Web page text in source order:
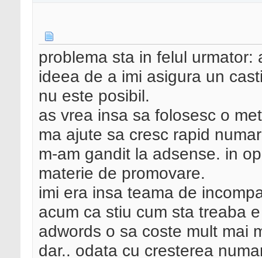
problema sta in felul
ideea de a imi asigura un
nu este posibil.
as vrea insa sa folosesc o
ma ajute sa cresc rapid
m-am gandit la adsense. in
materie de promovare.
imi era insa teama de
acum ca stiu cum sta treaba
adwords o sa coste mult mai
dar.. odata cu cresterea